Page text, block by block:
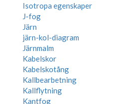
Isotropa egenskaper
J-fog
Järn
järn-kol-diagram
Järnmalm
Kabelskor
Kabelskotång
Kallbearbetning
Kallflytning
Kantfog